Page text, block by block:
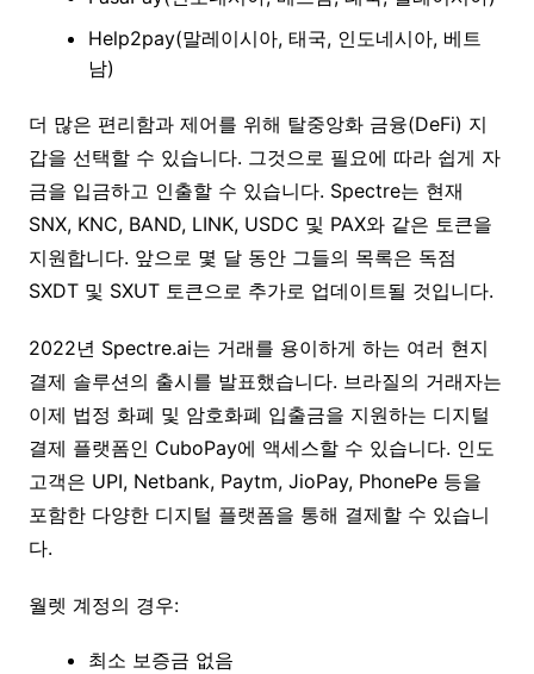
Help2pay(말레이시아, 태국, 인도네시아, 베트
남)
더 많은 편리함과 제어를 위해 탈중앙화 금융(DeFi) 지
갑을 선택할 수 있습니다. 그것으로 필요에 따라 쉽게 자
금을 입금하고 인출할 수 있습니다. Spectre는 현재
SNX, KNC, BAND, LINK, USDC 및 PAX와 같은 토큰을
지원합니다. 앞으로 몇 달 동안 그들의 목록은 독점
SXDT 및 SXUT 토큰으로 추가로 업데이트될 것입니다.
2022년 Spectre.ai는 거래를 용이하게 하는 여러 현지
결제 솔루션의 출시를 발표했습니다. 브라질의 거래자는
이제 법정 화폐 및 암호화폐 입출금을 지원하는 디지털
결제 플랫폼인 CuboPay에 액세스할 수 있습니다. 인도
고객은 UPI, Netbank, Paytm, JioPay, PhonePe 등을
포함한 다양한 디지털 플랫폼을 통해 결제할 수 있습니
다.
월렛 계정의 경우:
최소 보증금 없음